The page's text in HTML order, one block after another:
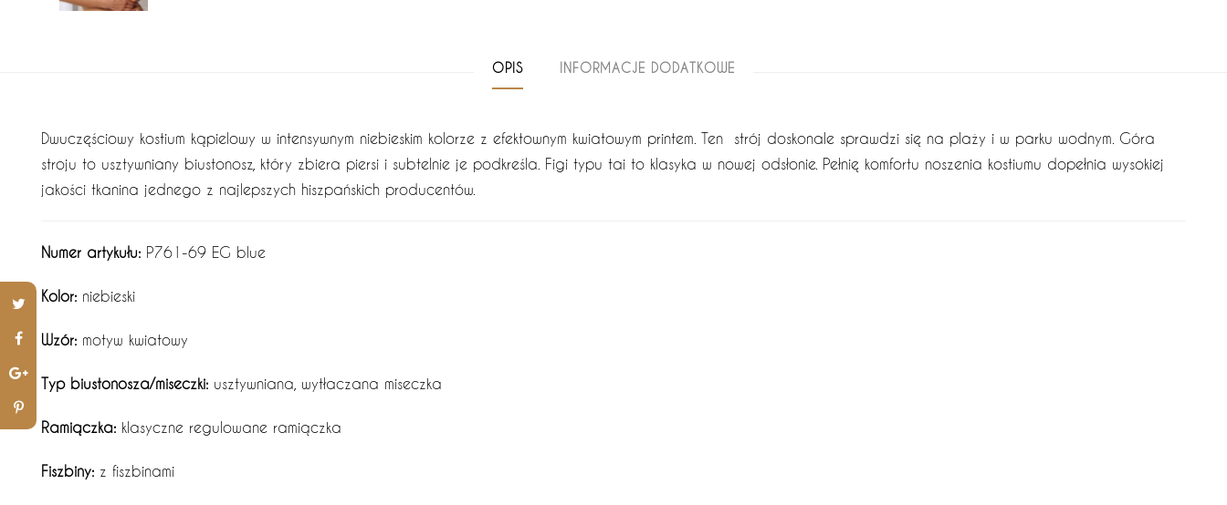
OPIS INFORMACJE DODATKOWE
Dwuczęściowy kostium kąpielowy w intensywnym niebieskim kolorze z efektownym kwiatowym printem. Ten strój doskonale sprawdzi się na plaży i w parku wodnym. Góra
stroju to usztywniany biustonosz, który zbiera piersi i subtelnie je podkreśla. Figi typu tai to klasyka w nowej odsłonie. Pełnię komfortu noszenia kostiumu dopełnia wysokiej
jakości tkanina jednego z najlepszych hiszpańskich producentów.
Numer artykułu: P761-69 EG blue
Kolor: niebieski
Wzór: motyw kwiatowy
Typ biustonosza/miseczki: usztywniana, wytłaczana miseczka
Ramiączka: klasyczne regulowane ramiączka
Fiszbiny: z fiszbinami